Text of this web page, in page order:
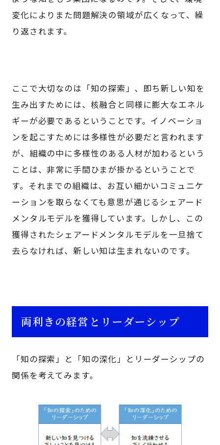
変化によりまた問題解決の領域が広くなって、繰
り返されます。
ここで大切なのは「知の探索」、即ち新しい知を
生み出すためには、核融合と同様に膨大なエネル
ギーが必要であるということです。イノベーショ
ンを起こすためには多様性が必要だと言われます
が、組織の中に多様性のある人材が加わるという
ことは、非常に手間ひまが掛かるということで
す。それまでの組織は、お互い細かいコミュニケ
ーションを取らなくても意思が通じるシェアード
メンタルモデルを獲得しています。しかし、この
獲得されたシェアードメンタルモデルを一旦捨て
去らなければ、新しい知は生まれないのです。
両利きの経営とリーダーシップ
「知の探索」と「知の深化」とリーダーシップの
関係を考えてみます。